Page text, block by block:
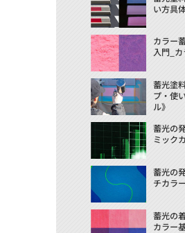
い方具
カラー
入門_カ
蓄光塗
プ・使
ル》
蓄光の
ミック
蓄光の
チカラ
蓄光の
カラー